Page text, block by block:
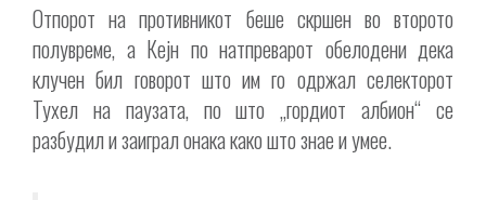
Отпорот на противникот беше скршен во второто
полувреме, а Кејн по натпреварот обелодени дека
клучен бил говорот што им го одржал селекторот
Тухел на паузата, по што „гордиот албион“ се
разбудил и заиграл онака како што знае и умее.